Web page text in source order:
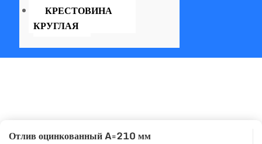
КРЕСТОВИНА
КРУГЛАЯ
Отлив оцинкованный A=210 мм